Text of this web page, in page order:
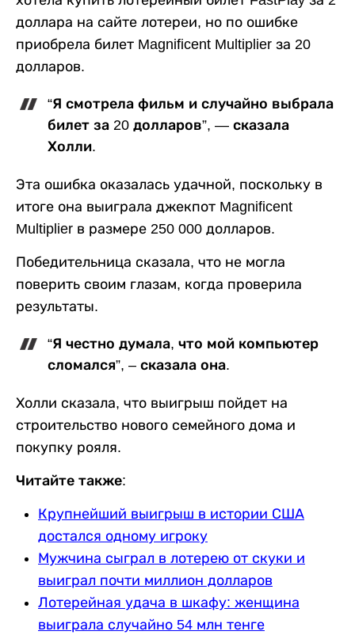
доллара на сайте лотереи, но по ошибке
приобрела билет Magnificent Multiplier за 20
долларов.
“Я смотрела фильм и случайно выбрала
билет за 20 долларов”, — сказала
Холли.
Эта ошибка оказалась удачной, поскольку в
итоге она выиграла джекпот Magnificent
Multiplier в размере 250 000 долларов.
Победительница сказала, что не могла
поверить своим глазам, когда проверила
результаты.
“Я честно думала, что мой компьютер
сломался”, – сказала она.
Холли сказала, что выигрыш пойдет на
строительство нового семейного дома и
покупку рояля.
Читайте также:
Крупнейший выигрыш в истории США
достался одному игроку
Мужчина сыграл в лотерею от скуки и
выиграл почти миллион долларов
Лотерейная удача в шкафу: женщина
выиграла случайно 54 млн тенге